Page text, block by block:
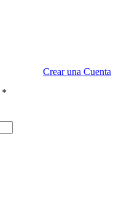
Crear una Cuenta
*